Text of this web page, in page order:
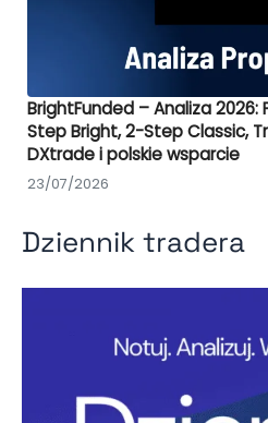
BrightFunded – Analiza
Step Bright, 2-Step Classic,
DXtrade i polskie wsparcie
23/07/2026
Dziennik tradera